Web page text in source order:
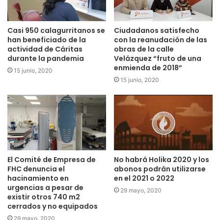
79.200 euros entre 2020 y 2022. Los contratistas tienen 16
días hábiles para la presentación de sus proposiciones
desde la publicación de esta oferta en la Plataforma de
Contratación del Sector Público.
En el área de comercio, se ha aprobado la concesión de
Casas Alonso para la apertura de un gastro-bar en la plaza
de abastos, así como la liquidación del 50 % de la misma
(3.750 euros). Esta ayuda está dentro de la convocatoria
realizada en 2018.
En el área de personal se han aprobado las bases para la
formación de una bolsa de empleo en la categoría de
técnico de cultura con el fin de recurrir a ella para la
provisión temporal por las ausencias o necesidades que
puedan producirse teniendo en cuenta que está prevista la
Casi 950 calagurritanos se
han beneficiado de la
actividad de Cáritas
durante la pandemia
15 junio, 2020
Ciudadanos satisfecho
con la reanudación de las
obras de la calle
Velázquez “fruto de una
enmienda de 2018”
15 junio, 2020
El Comité de Empresa de
FHC denuncia el
hacinamiento en
urgencias a pesar de
existir otros 740 m2
cerrados y no equipados
29 mayo, 2020
No habrá Holika 2020 y los
abonos podrán utilizarse
en el 2021 o 2022
29 mayo, 2020